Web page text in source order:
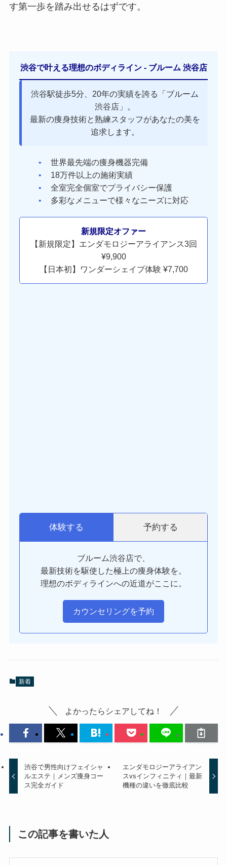
す第一歩を踏み出せるはずです。
渋谷で叶える理想のボディライン - ブルーム 渋谷店
渋谷駅徒歩5分、20年の実績を誇る「ブルーム
渋谷店」。
最新の痩身技術と熟練スタッフがあなたの美を
追求します。
世界最先端の痩身機器完備
18万件以上の施術実績
全室完全個室でプライバシー保護
多彩なメニューで様々なニーズに対応
新規限定オファー
【新規限定】エンダモロジーアライアンス3回
¥9,900
【日本初】ワンダーシェイプ体験 ¥7,700
体験する 予約する
ブルーム渋谷店で、
最新技術を駆使した極上の痩身体験を。
理想のボディラインへの近道がここに。
カウンセリングを予約
新着
よかったらシェアしてね！
渋谷で男性向けフェイシャ
ルエステ｜メンズ痩身コー
ス完全ガイド
エンダモロジーアライアン
スvsインフィニティ｜最新
機種の違いを徹底比較
この記事を書いた人